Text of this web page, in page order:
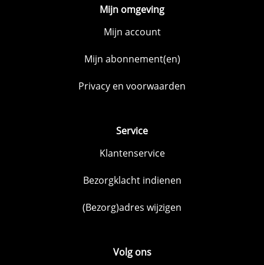
Mijn omgeving
Mijn account
Mijn abonnement(en)
Privacy en voorwaarden
Service
Klantenservice
Bezorgklacht indienen
(Bezorg)adres wijzigen
Volg ons